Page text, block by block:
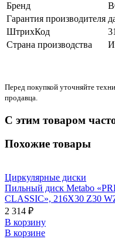
Бренд
Гарантия производителя
ШтрихКод
Страна производства
Перед покупкой уточняйте
продавца.
С этим товаром
Похожие товары
Циркулярные диски
Пильный диск Metabo
CLASSIC», 216X30 Z30
2 314 ₽
В корзину
В корзине